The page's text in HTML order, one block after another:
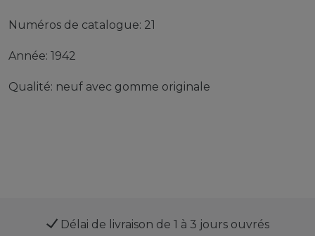
Numéros de catalogue: 21
Année: 1942
Qualité: neuf avec gomme originale
Délai de livraison de 1 à 3 jours ouvrés